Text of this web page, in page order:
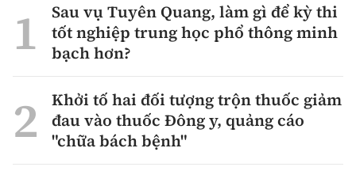
Sau vụ Tuyên Quang, làm gì để kỳ thi
tốt nghiệp trung học phổ thông minh
bạch hơn?
Khởi tố hai đối tượng trộn thuốc giảm
đau vào thuốc Đông y, quảng cáo
"chữa bách bệnh"